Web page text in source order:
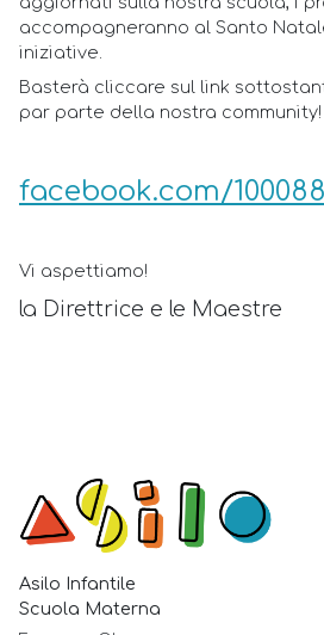
accompagneranno al Santo
iniziative.
Basterà cliccare sul link
par parte della nostra community!
facebook.com/
Vi aspettiamo!
la Direttrice e le Maestre
Asilo Infantile
Scuola Materna